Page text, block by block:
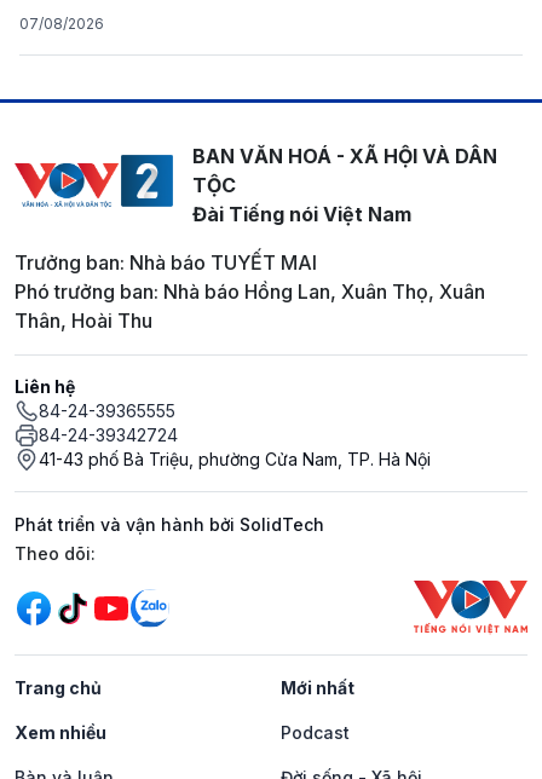
07/08/2026
BAN VĂN HOÁ - XÃ HỘI VÀ DÂN
TỘC
Đài Tiếng nói Việt Nam
Trưởng ban: Nhà báo TUYẾT MAI
Phó trưởng ban: Nhà báo Hồng Lan, Xuân Thọ, Xuân
Thân, Hoài Thu
Liên hệ
84-24-39365555
84-24-39342724
41-43 phố Bà Triệu, phường Cửa Nam, TP. Hà Nội
Phát triển và vận hành bởi SolidTech
Mạng xã hội
Theo dõi:
Trang chủ Mới nhất
Xem nhiều Podcast